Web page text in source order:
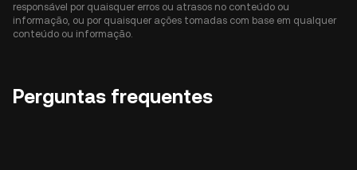
responsável por quaisquer erros ou atrasos no conteúdo ou
informação, ou por quaisquer ações tomadas com base em qualquer
conteúdo ou informação.
Perguntas frequentes